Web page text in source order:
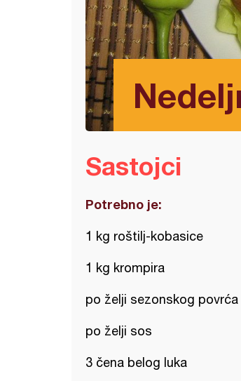
Sastojci
Potrebno je:
1 kg roštilj-kobasice
1 kg krompira
po želji sezonskog povrća
po želji sos
3 čena belog luka